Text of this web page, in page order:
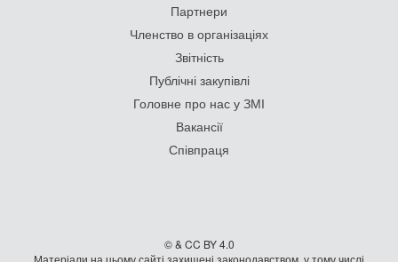
Партнери
Членство в організаціях
Звітність
Публічні закупівлі
Головне про нас у ЗМІ
Вакансії
Співпраця
© & CC BY 4.0
Матеріали на цьому сайті захищені законодавством, у тому числі